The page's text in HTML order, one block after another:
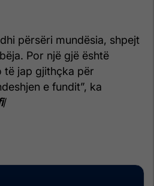
përsëri mundësia, shpejt
Por një gjë është
të jap gjithçka për
e fundit”, ka
/